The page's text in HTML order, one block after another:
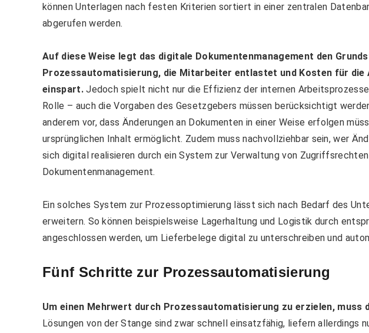
können Unterlagen nach festen Kriterien sortiert in einer zentralen
abgerufen werden.
Auf diese Weise legt das digitale Dokumentenmanagement den
Prozessautomatisierung, die Mitarbeiter entlastet und Kosten für die
einspart.Jedoch spielt nicht nur die Effizienz der internen
Rolle – auch die Vorgaben des Gesetzgebers müssen berücksichtigt
anderem vor, dass Änderungen an Dokumenten in einer Weise erfolgen
ursprünglichen Inhalt ermöglicht. Zudem muss nachvollziehbar sein, wer
sich digital realisieren durch ein System zur Verwaltung von
Dokumentenmanagement.
Ein solches System zur Prozessoptimierung lässt sich nach Bedarf des
erweitern. So können beispielsweise Lagerhaltung und Logistik durch
angeschlossen werden, um Lieferbelege digital zu unterschreiben und
Fünf Schritte zur Prozessautomatisierung
Um einen Mehrwert durch Prozessautomatisierung zu erzielen, muss
Lösungen von der Stange sind zwar schnell einsatzfähig, liefern allerdings